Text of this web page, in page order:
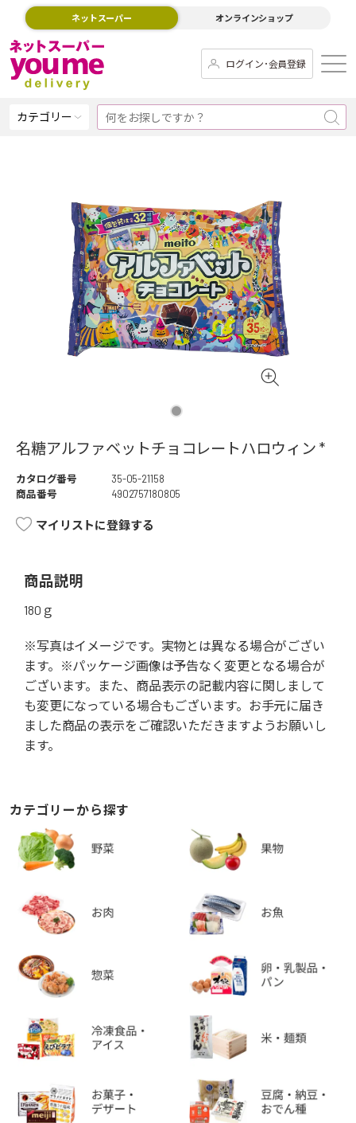
ネットスーパー オンラインショップ
ログイン･会員登録
カテゴリー
名糖アルファベットチョコレートハロウィン *
カタログ番号
35-05-21158
商品番号
4902757180805
マイリストに登録する
商品説明
180ｇ
※写真はイメージです。実物とは異なる場合がござい
ます。※パッケージ画像は予告なく変更となる場合が
ございます。また、商品表示の記載内容に関しまして
も変更になっている場合もございます。お手元に届き
ました商品の表示をご確認いただきますようお願いし
ます。
カテゴリーから探す